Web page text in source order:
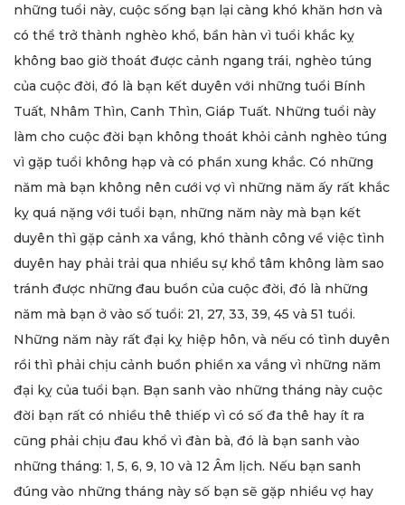
những tuổi này, cuộc sống bạn lại càng khó khăn hơn và
có thể trở thành nghèo khổ, bần hàn vì tuổi khắc kỵ
không bao giờ thoát được cảnh ngang trái, nghèo túng
của cuộc đời, đó là bạn kết duyên với những tuổi Bính
Tuất, Nhâm Thìn, Canh Thìn, Giáp Tuất. Những tuổi này
làm cho cuộc đời bạn không thoát khỏi cảnh nghèo túng
vì gặp tuổi không hạp và có phần xung khắc. Có những
năm mà bạn không nên cưới vợ vì những năm ấy rất khắc
kỵ quá nặng với tuổi bạn, những năm này mà bạn kết
duyên thì gặp cảnh xa vắng, khó thành công về việc tình
duyên hay phải trải qua nhiều sự khổ tâm không làm sao
tránh được những đau buồn của cuộc đời, đó là những
năm mà bạn ở vào số tuổi: 21, 27, 33, 39, 45 và 51 tuổi.
Những năm này rất đại kỵ hiệp hôn, và nếu có tình duyên
rồi thì phải chịu cảnh buồn phiền xa vắng vì những năm
đại kỵ của tuổi bạn. Bạn sanh vào những tháng này cuộc
đời bạn rất có nhiều thê thiếp vì có số đa thê hay ít ra
cũng phải chịu đau khổ vì đàn bà, đó là bạn sanh vào
những tháng: 1, 5, 6, 9, 10 và 12 Âm lịch. Nếu bạn sanh
đúng vào những tháng này số bạn sẽ gặp nhiều vợ hay